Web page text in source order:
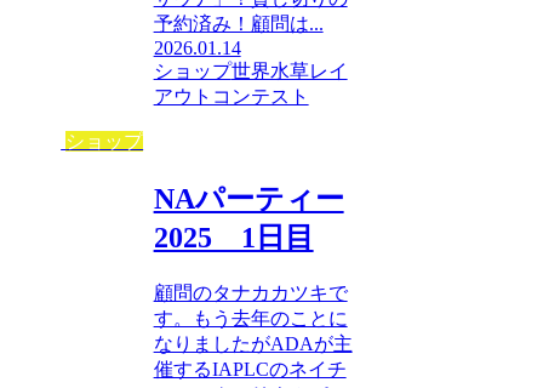
予約済み！顧問は...
2026.01.14
ショップ世界水草レイ
アウトコンテスト
ショップ
NAパーティー
2025 1日目
顧問のタナカカツキで
す。もう去年のことに
なりましたがADAが主
催するIAPLCのネイチ